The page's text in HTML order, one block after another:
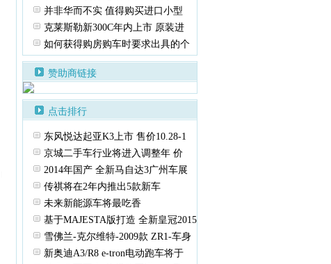
并非华而不实 值得购买进口小型
克莱斯勒新300C年内上市 原装进
如何获得购房购车时要求出具的个
赞助商链接
点击排行
东风悦达起亚K3上市 售价10.28-1
京城二手车行业将进入调整年 价
2014年国产 全新马自达3广州车展
传祺将在2年内推出5款新车
未来新能源车将最吃香
基于MAJESTA版打造 全新皇冠2015
雪佛兰-克尔维特-2009款 ZR1-车身
新奥迪A3/R8 e-tron电动跑车将于